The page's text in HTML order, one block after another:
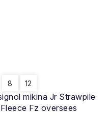
mikina Jr Strawpile
Fleece Fz oversees
8 12